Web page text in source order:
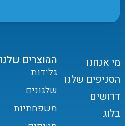
מי אנחנו
הסניפים שלנו
דרושים
בלוג
המוצרים שלנו
גלידות
שלגונים
משפחתיות